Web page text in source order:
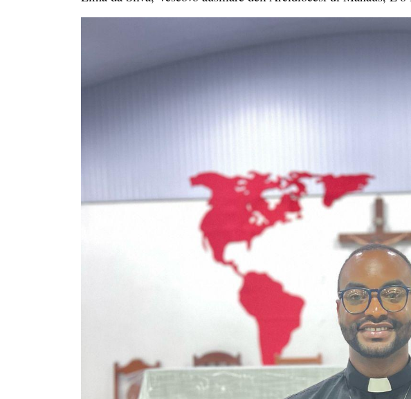
rdinazione diaconale
Congratulazioni ai giovani Alex Nunes e Mintesnot Simeneh
che il Signore ha fatto loro e hanno consacrato la loro vita per
Daniele Comboni. Alex e Minte attendono la loro destinazione
a vicenda con la nostra preghiera.